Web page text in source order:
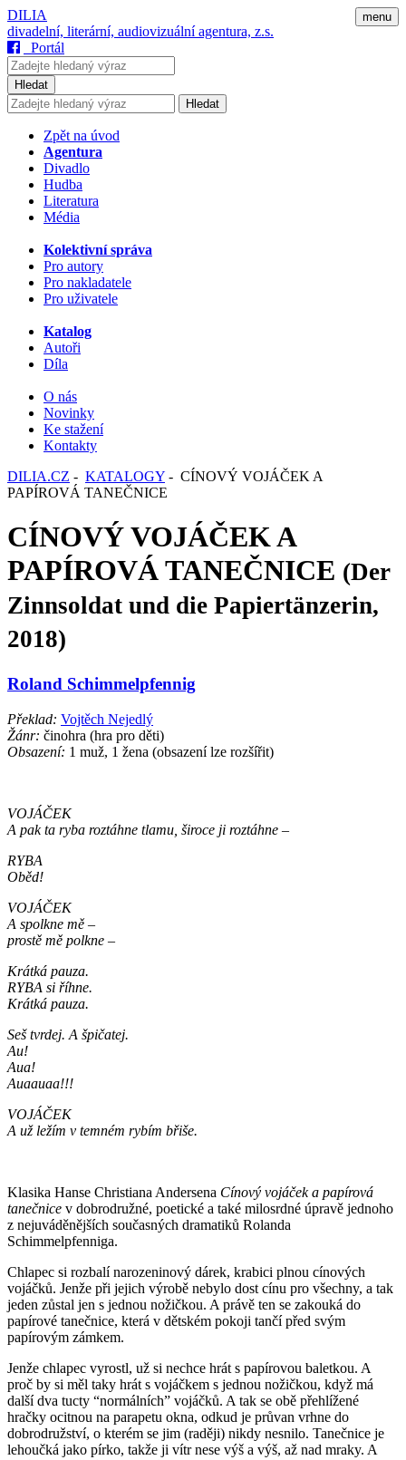
menu
DILIA
divadelní, literární, audiovizuální agentura, z.s.
Portál
Hledat
Hledat
Zpět na úvod
Agentura
Divadlo
Hudba
Literatura
Média
Kolektivní správa
Pro autory
Pro nakladatele
Pro uživatele
Katalog
Autoři
Díla
O nás
Novinky
Ke stažení
Kontakty
DILIA.CZ - KATALOGY - CÍNOVÝ VOJÁČEK A
PAPÍROVÁ TANEČNICE
CÍNOVÝ VOJÁČEK A
PAPÍROVÁ TANEČNICE (Der
Zinnsoldat und die Papiertänzerin,
2018)
Roland Schimmelpfennig
Překlad: Vojtěch Nejedlý
Žánr: činohra (hra pro děti)
Obsazení: 1 muž, 1 žena (obsazení lze rozšířit)
VOJÁČEK
A pak ta ryba roztáhne tlamu, široce ji roztáhne –
RYBA
Oběd!
VOJÁČEK
A spolkne mě –
prostě mě polkne –
Krátká pauza.
RYBA si říhne.
Krátká pauza.
Seš tvrdej. A špičatej.
Au!
Aua!
Auaauaa!!!
VOJÁČEK
A už ležím v temném rybím břiše.
Klasika Hanse Christiana Andersena Cínový vojáček a papírová
tanečnice v dobrodružné, poetické a také milosrdné úpravě jednoho
z nejuváděnějších současných dramatiků Rolanda
Schimmelpfenniga.
Chlapec si rozbalí narozeninový dárek, krabici plnou cínových
vojáčků. Jenže při jejich výrobě nebylo dost cínu pro všechny, a tak
jeden zůstal jen s jednou nožičkou. A právě ten se zakouká do
papírové tanečnice, která v dětském pokoji tančí před svým
papírovým zámkem.
Jenže chlapec vyrostl, už si nechce hrát s papírovou baletkou. A
proč by si měl taky hrát s vojáčkem s jednou nožičkou, když má
další dva tucty “normálních” vojáčků. A tak se obě přehlížené
hračky ocitnou na parapetu okna, odkud je průvan vrhne do
dobrodružství, o kterém se jim (raději) nikdy nesnilo. Tanečnice je
lehoučká jako pírko, takže ji vítr nese výš a výš, až nad mraky. A